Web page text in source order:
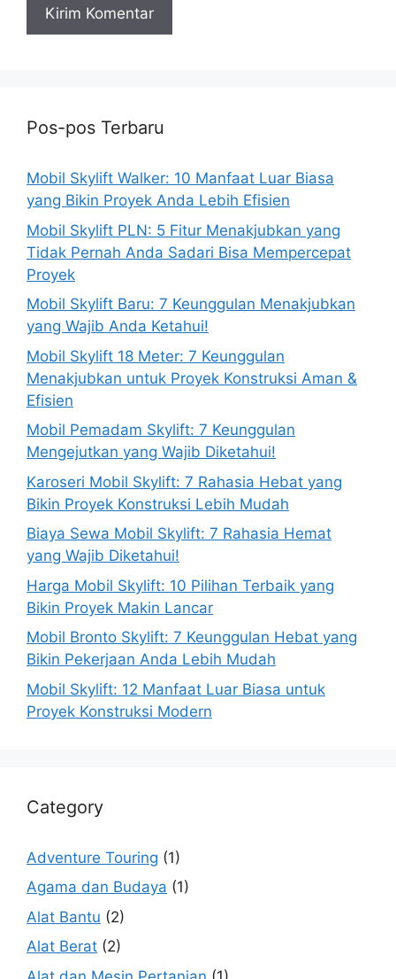
Pos-pos Terbaru
Mobil Skylift Walker: 10 Manfaat Luar Biasa
yang Bikin Proyek Anda Lebih Efisien
Mobil Skylift PLN: 5 Fitur Menakjubkan yang
Tidak Pernah Anda Sadari Bisa Mempercepat
Proyek
Mobil Skylift Baru: 7 Keunggulan Menakjubkan
yang Wajib Anda Ketahui!
Mobil Skylift 18 Meter: 7 Keunggulan
Menakjubkan untuk Proyek Konstruksi Aman &
Efisien
Mobil Pemadam Skylift: 7 Keunggulan
Mengejutkan yang Wajib Diketahui!
Karoseri Mobil Skylift: 7 Rahasia Hebat yang
Bikin Proyek Konstruksi Lebih Mudah
Biaya Sewa Mobil Skylift: 7 Rahasia Hemat
yang Wajib Diketahui!
Harga Mobil Skylift: 10 Pilihan Terbaik yang
Bikin Proyek Makin Lancar
Mobil Bronto Skylift: 7 Keunggulan Hebat yang
Bikin Pekerjaan Anda Lebih Mudah
Mobil Skylift: 12 Manfaat Luar Biasa untuk
Proyek Konstruksi Modern
Category
Adventure Touring (1)
Agama dan Budaya (1)
Alat Bantu (2)
Alat Berat (2)